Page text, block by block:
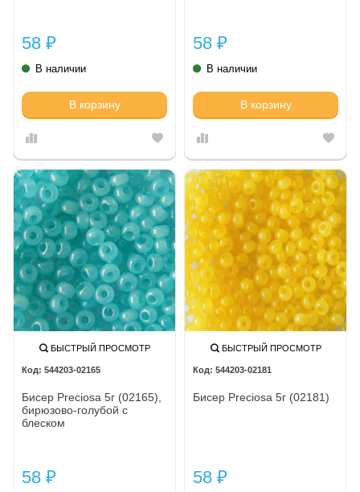
58 ₽
В наличии
В корзину
58 ₽
В наличии
В корзину
БЫСТРЫЙ ПРОСМОТР
544203-02165
Бисер Preciosa 5г (02165),
бирюзово-голубой с
блеском
58 ₽
БЫСТРЫЙ ПРОСМОТР
544203-02181
Бисер Preciosa 5г (02181)
58 ₽